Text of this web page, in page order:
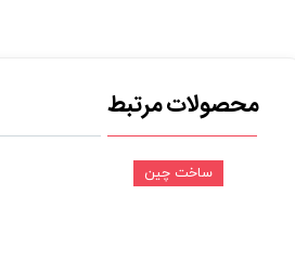
محصولات مرتبط
ساخت چین